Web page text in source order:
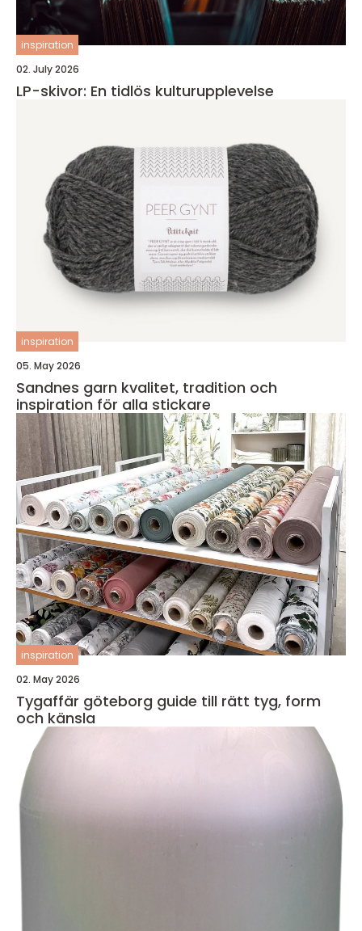
inspiration
02. July 2026
LP-skivor: En tidlös kulturupplevelse
inspiration
05. May 2026
Sandnes garn kvalitet, tradition och
inspiration för alla stickare
inspiration
02. May 2026
Tygaffär göteborg guide till rätt tyg, form
och känsla